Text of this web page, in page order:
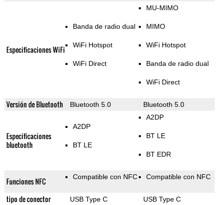
Especificaciones WiFi
Banda de radio dual
WiFi Hotspot
WiFi Direct
MU-MIMO
MIMO
WiFi Hotspot
Banda de radio dual
WiFi Direct
Versión de Bluetooth Bluetooth 5.0 Bluetooth 5.0
Especificaciones
bluetooth
A2DP
BT LE
A2DP
BT LE
BT EDR
Funciones NFC Compatible con NFC Compatible con NFC
tipo de conector USB Type C USB Type C